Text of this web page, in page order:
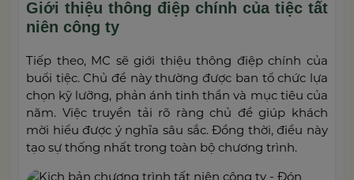
Giới thiệu thông điệp chính của tiệc tất
niên công ty
Tiếp theo, MC sẽ giới thiệu thông điệp chính của
buổi tiệc. Chủ đề này thường được ban tổ chức lựa
chọn kỹ lưỡng, phản ánh tinh thần và mục tiêu của
năm. Việc truyền tải rõ ràng chủ đề giúp khách
mời hiểu được ý nghĩa sâu sắc. Đồng thời, điều này
tạo sự thống nhất trong toàn bộ chương trình.